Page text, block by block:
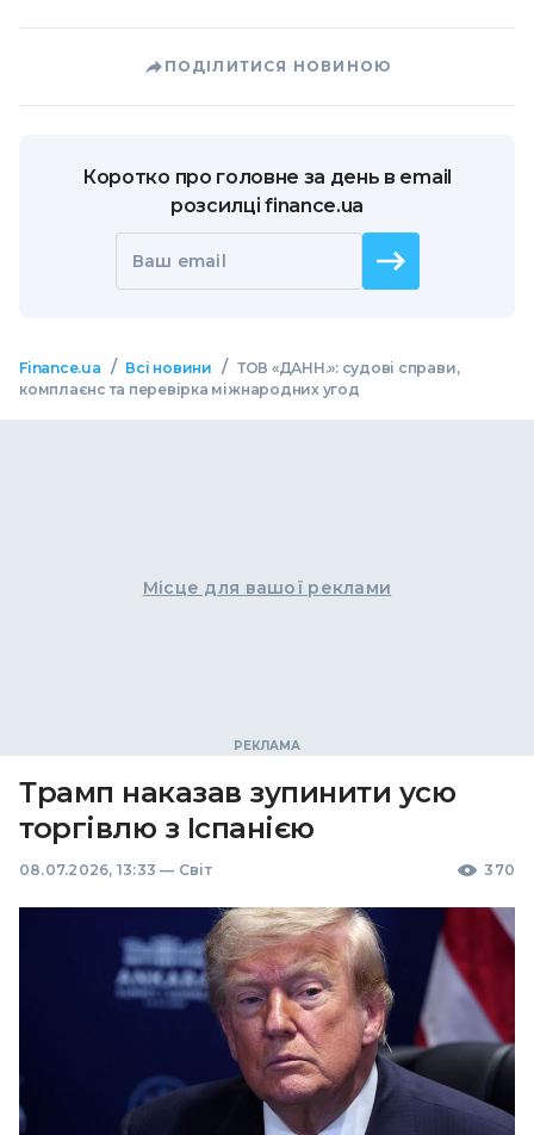
ПОДІЛИТИСЯ НОВИНОЮ
Коротко про головне за день в email
розсилці finance.ua
Ваш email
Finance.ua / Всі новини / ТОВ «ДАНН.»: судові справи,
комплаєнс та перевірка міжнародних угод
Місце для вашої реклами
Трамп наказав зупинити усю
торгівлю з Іспанією
08.07.2026, 13:33 — Світ 370